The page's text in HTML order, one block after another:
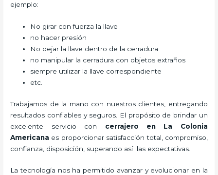
ejemplo:
No girar con fuerza la llave
no hacer presión
No dejar la llave dentro de la cerradura
no manipular la cerradura con objetos extraños
siempre utilizar la llave correspondiente
etc.
Trabajamos de la mano con nuestros clientes, entregando
resultados confiables y seguros. El propósito de brindar un
excelente servicio con cerrajero en La Colonia
Americana es proporcionar satisfacción total, compromiso,
confianza, disposición, superando así las expectativas.
La tecnología nos ha permitido avanzar y evolucionar en la